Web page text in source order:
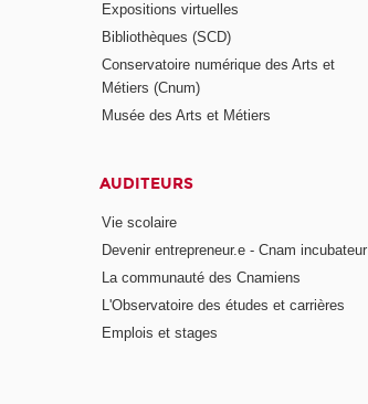
Expositions virtuelles
Bibliothèques (SCD)
Conservatoire numérique des Arts et
Métiers (Cnum)
Musée des Arts et Métiers
AUDITEURS
Vie scolaire
Devenir entrepreneur.e - Cnam incubateur
La communauté des Cnamiens
L'Observatoire des études et carrières
Emplois et stages